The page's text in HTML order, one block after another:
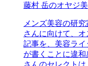
藤村 岳のオヤジ
メンズ美容の研
さんに向けて、
記事を、美容ラ
が書くことに違
さんのセレクト